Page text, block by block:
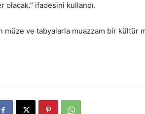
ifadesini kullandı.
müze ve tabyalarla muazzam bir kültür